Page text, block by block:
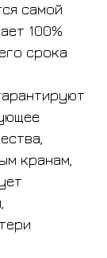
самой
100%
срока
кранам,